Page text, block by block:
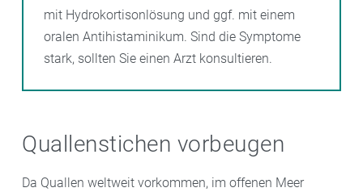
mit Hydrokortisonlösung und ggf. mit einem
oralen Antihistaminikum. Sind die Symptome
stark, sollten Sie einen Arzt konsultieren.
Quallenstichen vorbeugen
Da Quallen weltweit vorkommen, im offenen Meer